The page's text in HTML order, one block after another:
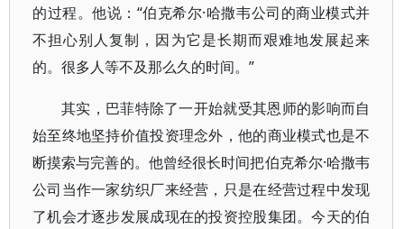
的过程。他说：“伯克希尔·哈撒韦公司的商业模式并
不担心别人复制，因为它是长期而艰难地发展起来
的。很多人等不及那么久的时间。”
其实，巴菲特除了一开始就受其恩师的影响而自
始至终地坚持价值投资理念外，他的商业模式也是不
断摸索与完善的。他曾经很长时间把伯克希尔·哈撒韦
公司当作一家纺织厂来经营，只是在经营过程中发现
了机会才逐步发展成现在的投资控股集团。今天的伯